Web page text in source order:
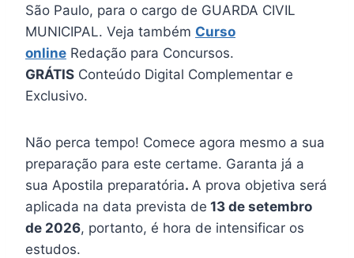
São Paulo, para o cargo de GUARDA CIVIL
MUNICIPAL. Veja também Curso
online Redação para Concursos.
GRÁTIS Conteúdo Digital Complementar e
Exclusivo.
Não perca tempo! Comece agora mesmo a sua
preparação para este certame. Garanta já a
sua Apostila preparatória. A prova objetiva será
aplicada na data prevista de 13 de setembro
de 2026, portanto, é hora de intensificar os
estudos.